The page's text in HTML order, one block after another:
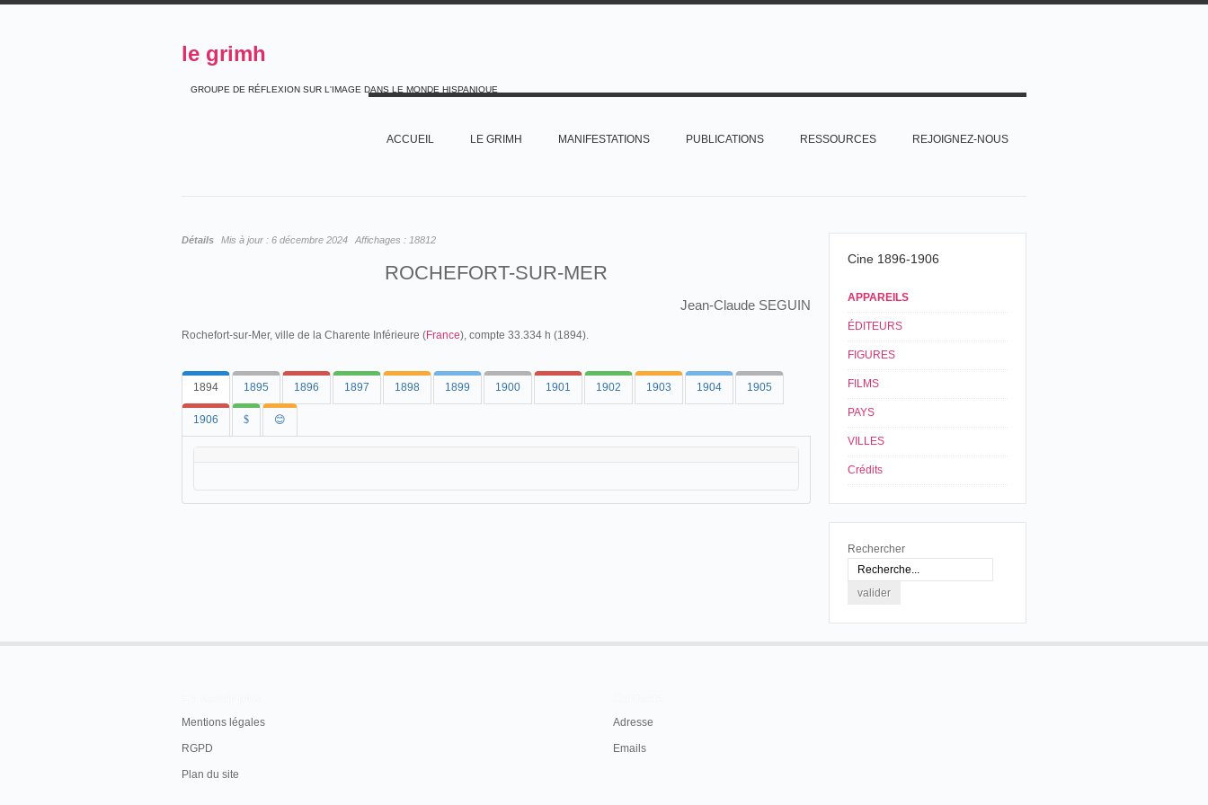
le grimh
GROUPE DE RÉFLEXION SUR L'IMAGE DANS LE MONDE HISPANIQUE
ACCUEIL LE GRIMH MANIFESTATIONS PUBLICATIONS RESSOURCES REJOIGNEZ-NOUS
Détails Mis à jour : 6 décembre 2024 Affichages : 18812
ROCHEFORT-SUR-MER
Jean-Claude SEGUIN
Rochefort-sur-Mer, ville de la Charente Inférieure (France), compte 33.334 h (1894).
1894 1895 1896 1897 1898 1899 1900 1901 1902 1903 1904 1905
1906 $ 😊
Cine 1896-1906
APPAREILS
ÉDITEURS
FIGURES
FILMS
PAYS
VILLES
Crédits
Rechercher
Mentions légales
RGPD
Plan du site
Adresse
Emails